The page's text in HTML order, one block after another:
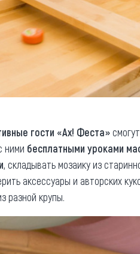
гости «Ах! Феста»
ними бесплатными уроками
, складывать мозаику из
аксессуары и авторских
разной крупы.